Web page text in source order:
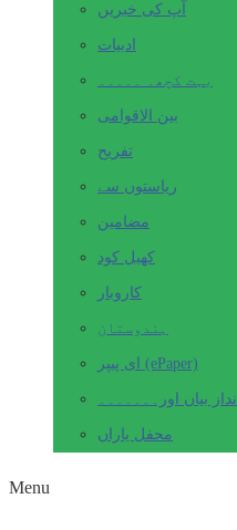
آپ کی خبریں
ادبیات
بہت کچھ۔ ۔۔۔۔۔
بین الاقوامی
تفریح
ریاستوں سے
مضامین
کھیل کود
کاروبار
ہندوستان
ای پیپر (ePaper)
انداز بیاں اور۔۔۔۔۔۔۔
محفل یاراں
Menu